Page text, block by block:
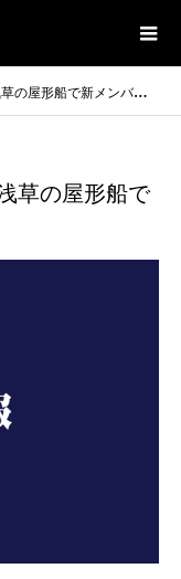
形船で新メンバー募集！
草の屋形船で